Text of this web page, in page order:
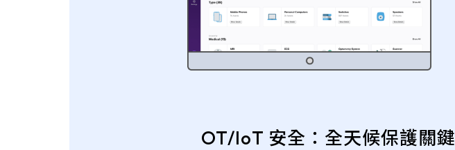
OT/IoT 安全：全天候保護關鍵